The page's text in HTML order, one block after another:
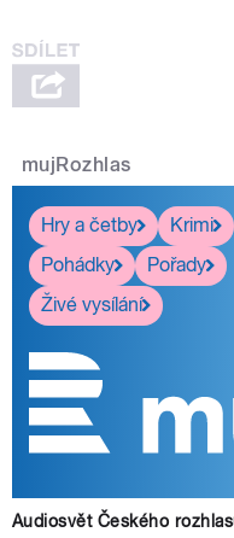
mujRozhlas
Hry a četby
Krimi
Pohádky
Pořady
Živé vysílání
Audiosvět Českého